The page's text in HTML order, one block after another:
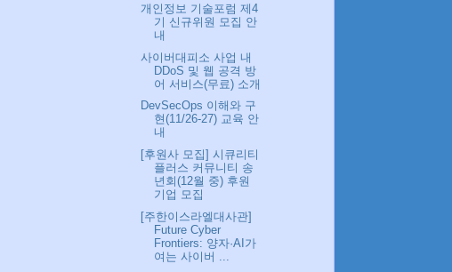
개인정보 기술포럼 제4
기 신규위원 모집 안
내
사이버대피소 사업 내
DDoS 및 웹 공격 방
어 서비스(무료) 소개
DevSecOps 이해와 구
현(11/26-27) 교육 안
내
[후원사 모집] 시큐리티
플러스 커뮤니티 송
년회(12월 중) 후원
기업 모집
[주한이스라엘대사관]
Future Cyber
Frontiers: 양자·AI가
여는 사이버 ...